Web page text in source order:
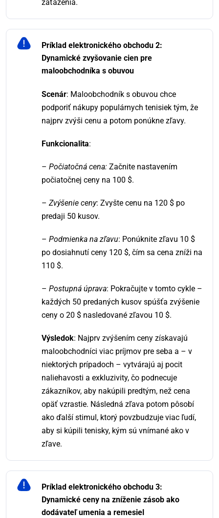
zaťaženia.
Príklad elektronického obchodu 2:
Dynamické zvyšovanie cien pre
maloobchodníka s obuvou
Scenár: Maloobchodník s obuvou chce
podporiť nákupy populárnych tenisiek tým, že
najprv zvýši cenu a potom ponúkne zľavy.
Funkcionalita:
– Počiatočná cena: Začnite nastavením
počiatočnej ceny na 100 $.
– Zvýšenie ceny: Zvyšte cenu na 120 $ po
predaji 50 kusov.
– Podmienka na zľavu: Ponúknite zľavu 10 $
po dosiahnutí ceny 120 $, čím sa cena zníži na
110 $.
– Postupná úprava: Pokračujte v tomto cykle –
každých 50 predaných kusov spúšťa zvýšenie
ceny o 20 $ nasledované zľavou 10 $.
Výsledok: Najprv zvýšením ceny získavajú
maloobchodníci viac príjmov pre seba a – v
niektorých prípadoch – vytvárajú aj pocit
naliehavosti a exkluzivity, čo podnecuje
zákazníkov, aby nakúpili predtým, než cena
opäť vzrastie. Následná zľava potom pôsobí
ako ďalší stimul, ktorý povzbudzuje viac ľudí,
aby si kúpili tenisky, kým sú vnímané ako v
zľave.
Príklad elektronického obchodu 3:
Dynamické ceny na zníženie zásob ako
dodávateľ umenia a remesiel